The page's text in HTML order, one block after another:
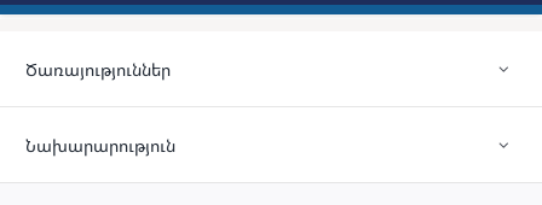
Ծառայություններ
Նախարարություն